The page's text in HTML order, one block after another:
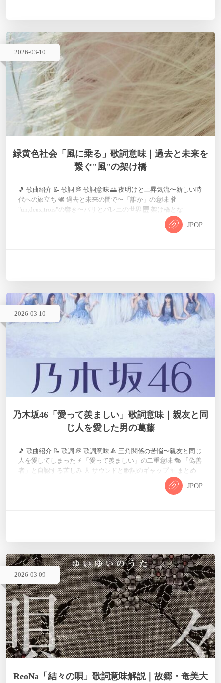
2026-03-10
緑黄色社会「風に乗る」歌詞意味｜過去と未来を
繋ぐ"風"の架け橋
JPOP
🎵 歌曲紹介 📝 歌詞 💭 歌詞意味 🌅 夜明けと上昇気流〜新しい時
代への旅立ち 🕊️ 過去と未来の間で〜「誰か」の意味 🩰
"un,deux,trois"の響き〜パリとバレエの世界 🌉 架け橋とな
る"風"〜現代とパリを繋ぐ ✨ まとめ 🎵 歌曲紹介 「風に乗る」
は、2026年3月18日(水)にリリースされる緑黄色社会の11thシン
2026-03-10
乃木坂46「愛って羨ましい」歌詞意味｜親友と同
じ人を愛した男の葛藤
JPOP
🎵 歌曲紹介 📝 歌詞 💭 歌詞意味 🔺 三角関係の苦悩〜親友と同じ
人を愛してしまった ⚡ 「愛って羨ましい」の二重意味 🎭 「偽善
者」と自認する苦しみ 🎸 サウンドと歌詞のギャップ ✨ まとめ
🎵 歌曲紹介 「愛って羨ましい」は、2026年4月8日(水)に発売さ
れる乃木坂46の41stシングル「最後に階段を駆け上がったのは
2026-03-09
ReoNa「結々の唄」歌詞意味解説｜故郷・奄美大